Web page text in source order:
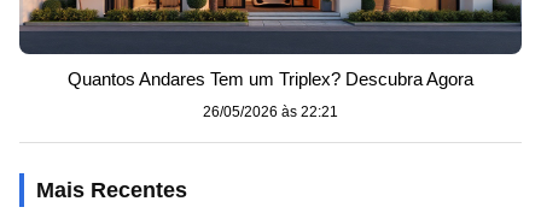
Quantos Andares Tem um Triplex? Descubra Agora
26/05/2026 às 22:21
Mais Recentes